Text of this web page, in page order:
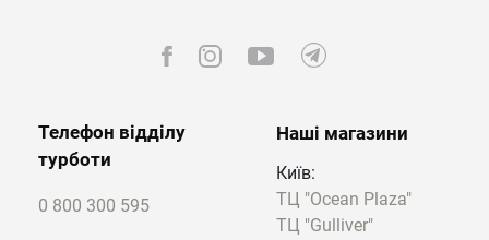
Телефон відділу
турботи
0 800 300 595
Наші магазини
Київ:
ТЦ "Ocean Plaza"
ТЦ "Gulliver"